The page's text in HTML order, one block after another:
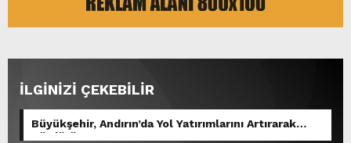
İLGİNİZİ ÇEKEBİLİR
Büyükşehir, Andırın’da Yol Yatırımlarını Artırarak
Sürdürüyor.